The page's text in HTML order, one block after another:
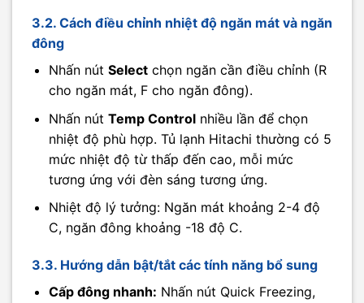
3.2. Cách điều chỉnh nhiệt độ ngăn mát và ngăn
đông
Nhấn nút Selectchọn ngăn cần điều chỉnh (R
cho ngăn mát, F cho ngăn đông).
Nhấn nút Temp Controlnhiều lần để chọn
nhiệt độ phù hợp. Tủ lạnh Hitachi thường có 5
mức nhiệt độ từ thấp đến cao, mỗi mức
tương ứng với đèn sáng tương ứng.
Nhiệt độ lý tưởng: Ngăn mát khoảng 2-4 độ
C, ngăn đông khoảng -18 độ C.
3.3. Hướng dẫn bật/tắt các tính năng bổ sung
Cấp đông nhanh: Nhấn nút Quick Freezing,